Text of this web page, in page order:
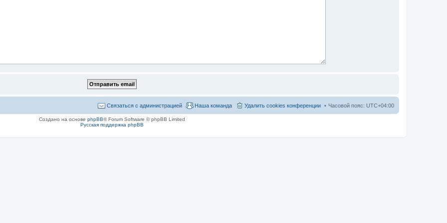
Часовой пояс: UTC+04:00
Удалить cookies конференции
Наша команда
Связаться с администрацией
Создано на основе phpBB® Forum Software © phpBB Limited
Русская поддержка phpBB